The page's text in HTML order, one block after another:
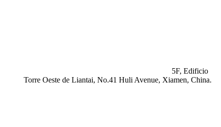
5F, Edificio
Torre Oeste de Liantai, No.41 Huli Avenue, Xiamen, China.